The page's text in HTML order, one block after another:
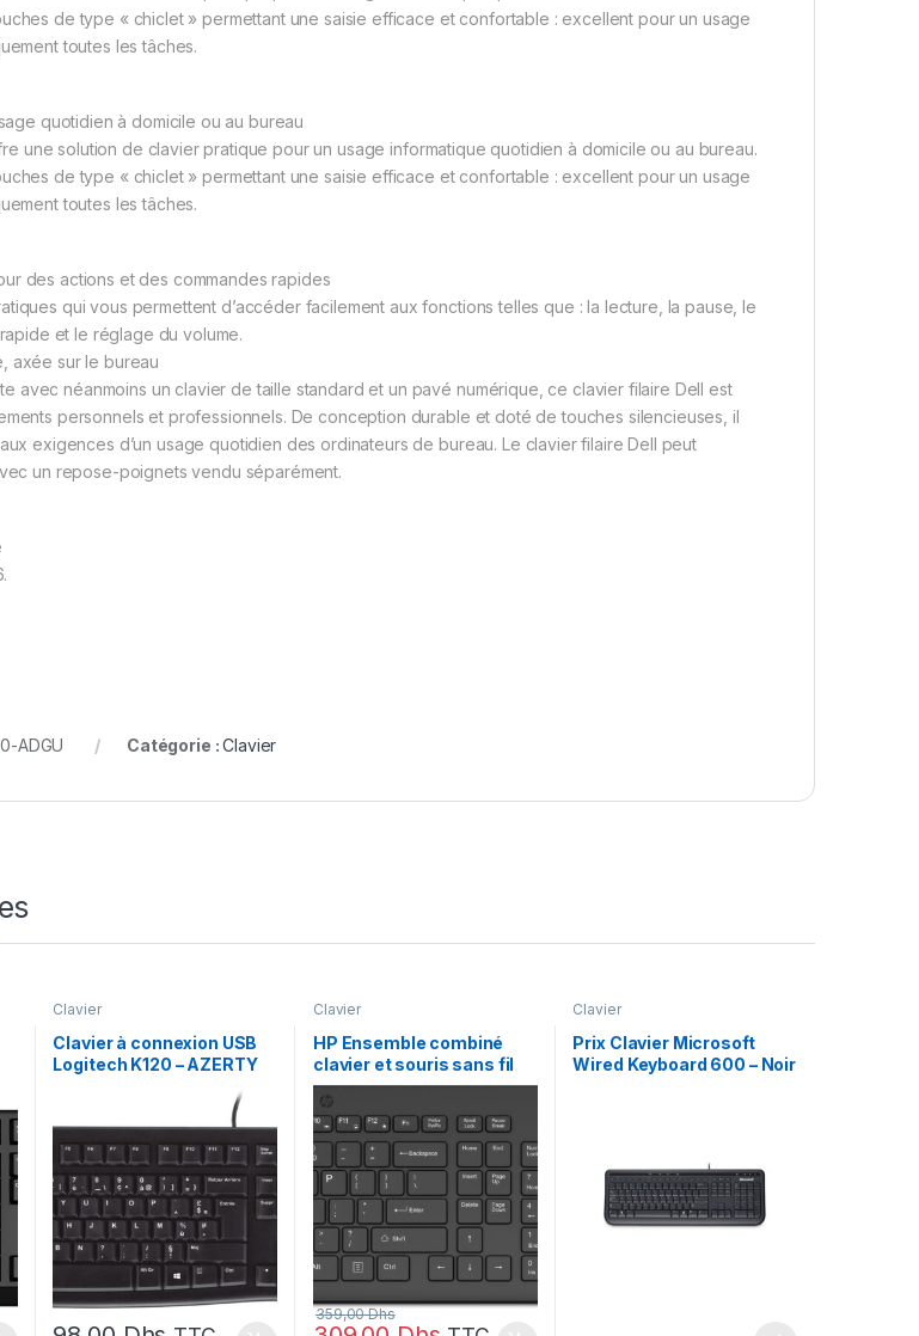
de type « chiclet » permettant une saisie efficace et confortable : excellent pour un usage
toutes les tâches.
quotidien à domicile ou au bureau
une solution de clavier pratique pour un usage informatique quotidien à domicile ou au bureau.
de type « chiclet » permettant une saisie efficace et confortable : excellent pour un usage
toutes les tâches.
des actions et des commandes rapides
qui vous permettent d’accéder facilement aux fonctions telles que : la lecture, la pause, le
et le réglage du volume.
axée sur le bureau
avec néanmoins un clavier de taille standard et un pavé numérique, ce clavier filaire Dell est
personnels et professionnels. De conception durable et doté de touches silencieuses, il
exigences d’un usage quotidien des ordinateurs de bureau. Le clavier filaire Dell peut
un repose-poignets vendu séparément.
ADGU Catégorie :Clavier
Clavier
Clavier à connexion USB
Logitech K120 – AZERTY
Clavier
HP Ensemble combiné
clavier et souris sans fil
330 Ensemble combiné
clavier et souris sans fil
HP 330 (2V9E6AA)
359,00Dhs
Clavier
Prix Clavier Microsoft
Wired Keyboard 600 – Noir